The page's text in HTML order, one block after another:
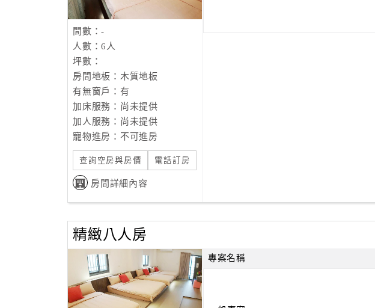
間數：-
人數：6人
坪數：
房間地板：木質地板
有無窗戶：有
加床服務：尚未提供
加人服務：尚未提供
寵物進房：不可進房
查詢空房與房價 電話訂房
房間詳細內容
精緻八人房
專案名稱